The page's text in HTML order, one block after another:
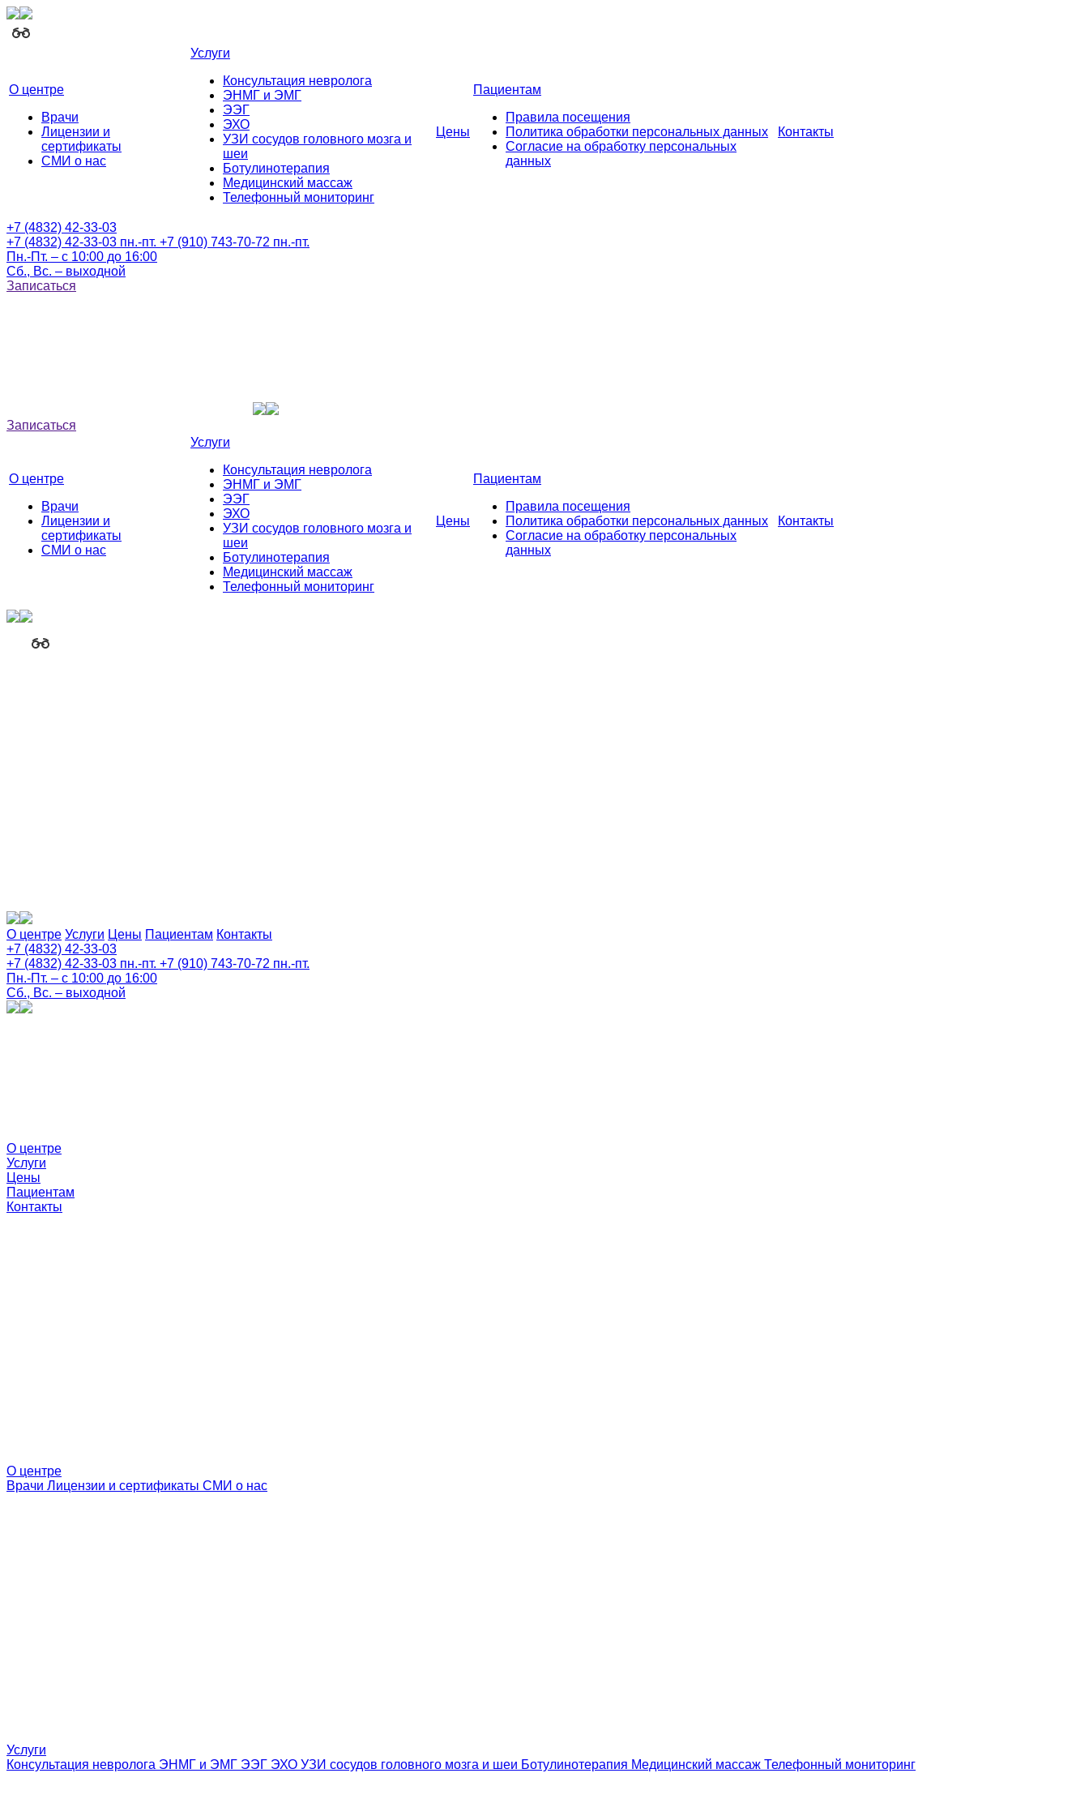
О центре
Врачи
Лицензии и
сертификаты
СМИ о нас
Услуги
Консультация невролога
ЭНМГ и ЭМГ
ЭЭГ
ЭХО
УЗИ сосудов головного мозга и
шеи
Ботулинотерапия
Медицинский массаж
Телефонный мониторинг
Цены
Пациентам
Правила посещения
Политика обработки персональных данных
Согласие на обработку персональных
данных
Контакты
+7 (4832) 42-33-03
+7 (4832) 42-33-03 пн.-пт. +7 (910) 743-70-72 пн.-пт.
Пн.-Пт. – с 10:00 до 16:00
Сб., Вс. – выходной
Записаться
Записаться
О центре
Врачи
Лицензии и
сертификаты
СМИ о нас
Услуги
Консультация невролога
ЭНМГ и ЭМГ
ЭЭГ
ЭХО
УЗИ сосудов головного мозга и
шеи
Ботулинотерапия
Медицинский массаж
Телефонный мониторинг
Цены
Пациентам
Правила посещения
Политика обработки персональных данных
Согласие на обработку персональных
данных
Контакты
О центре Услуги Цены Пациентам Контакты
+7 (4832) 42-33-03
+7 (4832) 42-33-03 пн.-пт. +7 (910) 743-70-72 пн.-пт.
Пн.-Пт. – с 10:00 до 16:00
Сб., Вс. – выходной
О центре
Услуги
Цены
Пациентам
Контакты
О центре
Врачи Лицензии и сертификаты СМИ о нас
Услуги
Консультация невролога ЭНМГ и ЭМГ ЭЭГ ЭХО УЗИ сосудов головного мозга и шеи Ботулинотерапия Медицинский массаж Телефонный мониторинг